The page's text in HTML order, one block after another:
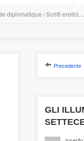
diplomatique / Scritti eretici…
Precedente
GLI